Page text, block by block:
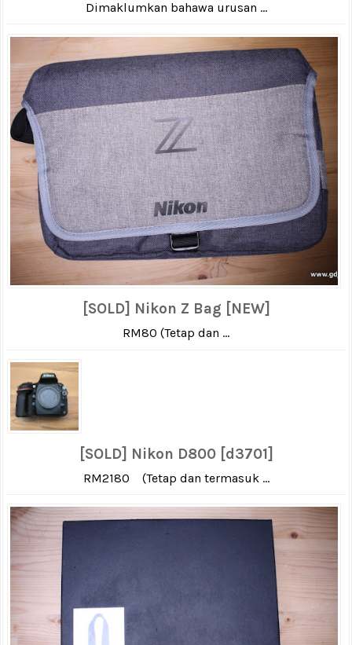
Dimaklumkan bahawa urusan ...
[SOLD] Nikon Z Bag [NEW]
RM80 (Tetap dan ...
[SOLD] Nikon D800 [d3701]
RM2180 (Tetap dan termasuk ...